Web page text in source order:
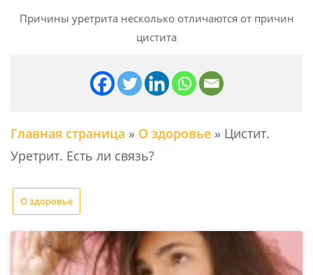
Причины уретрита несколько отличаются от причин
цистита
Главная страница » О здоровье » Цистит.
Уретрит. Есть ли связь?
О здоровье